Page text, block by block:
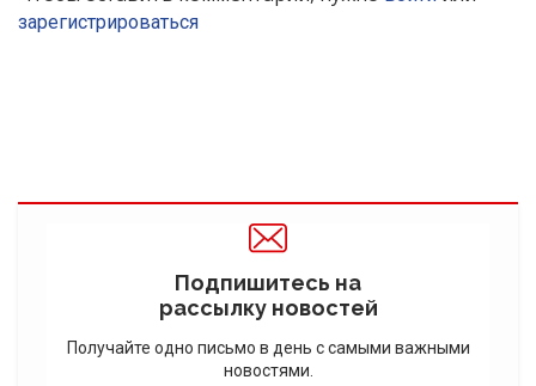
зарегистрироваться
Подпишитесь на
рассылку новостей
Получайте одно письмо в день с самыми важными
новостями.